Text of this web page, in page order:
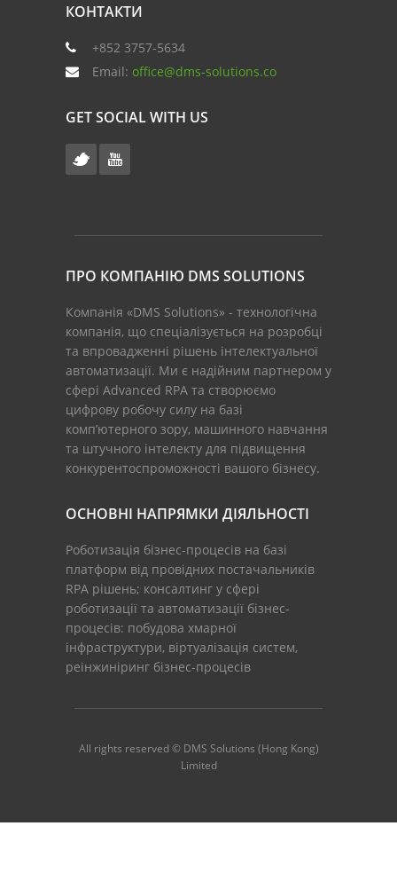
КОНТАКТИ
+852 3757-5634
Email: office@dms-solutions.co
GET SOCIAL WITH US
ПРО КОМПАНІЮ DMS SOLUTIONS
Компанія «DMS Solutions» - технологічна
компанія, що спеціалізується на розробці
та впровадженні рішень інтелектуальної
автоматизації. Ми є надійним партнером у
сфері Advanced RPA та створюємо
цифрову робочу силу на базі
комп’ютерного зору, машинного навчання
та штучного інтелекту для підвищення
конкурентоспроможності вашого бізнесу.
ОСНОВНІ НАПРЯМКИ ДІЯЛЬНОСТІ
Роботизація бізнес-процесів на базі
платформ від провідних постачальників
RPA рішень; консалтинг у сфері
роботизації та автоматизації бізнес-
процесів: побудова хмарної
інфраструктури, віртуалізація систем,
реінжиніринг бізнес-процесів
All rights reserved © DMS Solutions (Hong Kong)
Limited